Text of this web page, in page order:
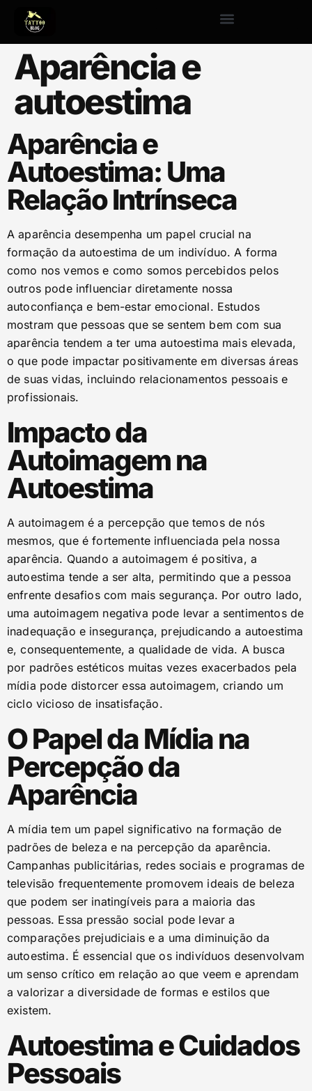
Aparência e
autoestima
Aparência e
Autoestima: Uma
Relação Intrínseca
A aparência desempenha um papel crucial na
formação da autoestima de um indivíduo. A forma
como nos vemos e como somos percebidos pelos
outros pode influenciar diretamente nossa
autoconfiança e bem-estar emocional. Estudos
mostram que pessoas que se sentem bem com sua
aparência tendem a ter uma autoestima mais elevada,
o que pode impactar positivamente em diversas áreas
de suas vidas, incluindo relacionamentos pessoais e
profissionais.
Impacto da
Autoimagem na
Autoestima
A autoimagem é a percepção que temos de nós
mesmos, que é fortemente influenciada pela nossa
aparência. Quando a autoimagem é positiva, a
autoestima tende a ser alta, permitindo que a pessoa
enfrente desafios com mais segurança. Por outro lado,
uma autoimagem negativa pode levar a sentimentos de
inadequação e insegurança, prejudicando a autoestima
e, consequentemente, a qualidade de vida. A busca
por padrões estéticos muitas vezes exacerbados pela
mídia pode distorcer essa autoimagem, criando um
ciclo vicioso de insatisfação.
O Papel da Mídia na
Percepção da
Aparência
A mídia tem um papel significativo na formação de
padrões de beleza e na percepção da aparência.
Campanhas publicitárias, redes sociais e programas de
televisão frequentemente promovem ideais de beleza
que podem ser inatingíveis para a maioria das
pessoas. Essa pressão social pode levar a
comparações prejudiciais e a uma diminuição da
autoestima. É essencial que os indivíduos desenvolvam
um senso crítico em relação ao que veem e aprendam
a valorizar a diversidade de formas e estilos que
existem.
Autoestima e Cuidados
Pessoais